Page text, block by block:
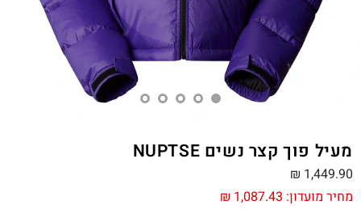
מעיל פוך קצר נשים NUPTSE
מחיר מועדון: ₪ 1,087.43
₪ 1,449.90